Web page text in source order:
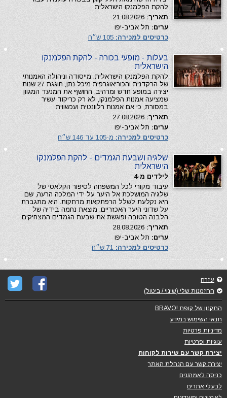
להקת הפלמנקו הישראלית
תאריך:
ערים: תל אביב-יפו
כרטיסים למכירה:
בעלות - מופעי בכורה - להקת הפלמנקו
הישראלית
להקת הפלמנקו הישראלית, מייסודה וניהולה האמנותי
של הרקדנית והכוריאוגרפית מיכל נתן, חוגגת 27 שנות
יצירה במופע חדש ומרהיב, החושף את המנעד המגוון
שמציעה אמנות הפלמנקו, לא רק כריקוד עשיר
במסורת, כי אם אמנות רלוונטית ועכשווית
תאריך:
ערים: תל אביב-יפו
כרטיסים למכירה: מ-105 עד 146 ש״ח
שלגיה ושבעת הגמדים - להקת הפלמנקו
הישראלית
לילדים מ-4
עיבוד מקורי לכל המשפחה לסיפור הקלאסי של
שלגיה המושלכת אל היער על ידי המלכה הרעה, שם
היא נקלעת לשלל הרפתקאות מרתקות. היא מתגברת
על שדוני היער האכזריים, מוצאת נחמה בידיה של
הלבנה הטובה ופוגשת את שבעת הגמדים המצחיקים.
תאריך:
ערים: תל אביב-יפו
כרטיסים למכירה:
עזרה
ההזמנות שלי (שינוי / ביטול)
התקנון של קופת !BRAVO
תנאי השימוש במידע
מדיניות פרטיות
עוגיות ופרטיות
יצירת קשר עם שירות לקוחות
יצירת קשר עם הנהלת האתר
כניסה לאמרגנים
לבעלי אתרים